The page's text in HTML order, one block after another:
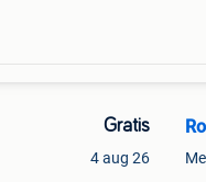
Gratis
4 aug 26